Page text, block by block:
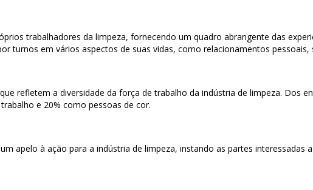
trabalhadores da limpeza, fornecendo um quadro abrangente das
turnos em vários aspectos de suas vidas, como relacionamentos pessoais,
refletem a diversidade da força de trabalho da indústria de limpeza. Dos
e 20% como pessoas de cor.
apelo à ação para a indústria de limpeza, instando as partes